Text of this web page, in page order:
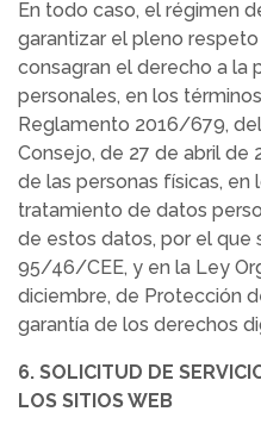
En todo caso, el régimen
garantizar el pleno
consagran el derecho a la
personales, en los
Reglamento 2016/679,
Consejo, de 27 de abril de
de las personas físicas, en
tratamiento de datos
de estos datos, por el que
95/46/CEE, y en la Ley
diciembre, de Protección
garantía de los derechos
6. SOLICITUD DE
LOS SITIOS WEB